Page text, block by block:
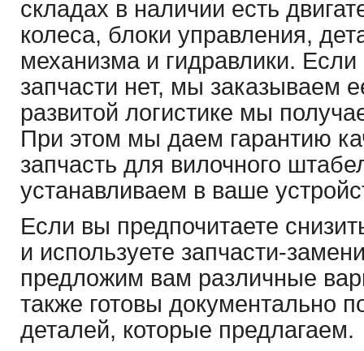
складах в наличии есть
колеса, блоки управления,
механизма и гидравлики.
запчасти нет, мы заказываем
развитой логистике мы
При этом мы даем гарантию
запчасть для вилочного
устанавливаем в ваше
Если вы предпочитаете
и используете запчасти-
предложим вам различные
также готовы документально
деталей, которые предлагаем.